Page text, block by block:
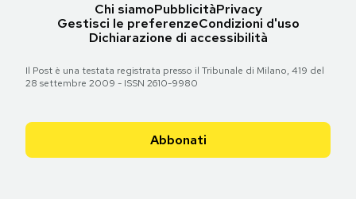
Chi siamoPubblicitàPrivacy
Gestisci le preferenzeCondizioni d'uso
Dichiarazione di accessibilità
Il Post è una testata registrata presso il Tribunale di Milano, 419 del
28 settembre 2009 - ISSN 2610-9980
Abbonati